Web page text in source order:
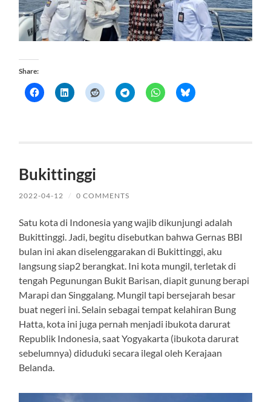
Share:
Bukittinggi
2022-04-12 / 0 COMMENTS
Satu kota di Indonesia yang wajib dikunjungi adalah
Bukittinggi. Jadi, begitu disebutkan bahwa Gernas BBI
bulan ini akan diselenggarakan di Bukittinggi, aku
langsung siap2 berangkat. Ini kota mungil, terletak di
tengah Pegunungan Bukit Barisan, diapit gunung berapi
Marapi dan Singgalang. Mungil tapi bersejarah besar
buat negeri ini. Selain sebagai tempat kelahiran Bung
Hatta, kota ini juga pernah menjadi ibukota darurat
Republik Indonesia, saat Yogyakarta (ibukota darurat
sebelumnya) diduduki secara ilegal oleh Kerajaan
Belanda.